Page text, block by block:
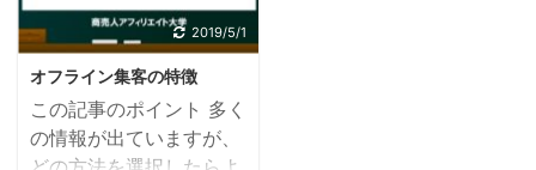
ックされた後は、「見出
し」をパラパラと見て、
興味を引いた「見出し」
の内容を ...
ルでは区切りが多い方が
良いですが、ブログにお
いては、区切りすぎるの
は良くないです。 適度な
見出しを付けて読みやす
2019/5/1
オフライン集客の特徴
この記事のポイント 多く
の情報が出ていますが、